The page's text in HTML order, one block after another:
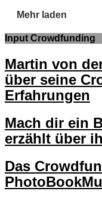
Mehr laden
Input Crowdfunding
Martin von
über seine
Erfahrungen
Mach dir ein
erzählt über
Das